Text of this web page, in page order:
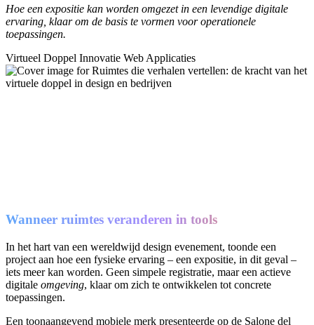
Hoe een expositie kan worden omgezet in een levendige digitale
ervaring, klaar om de basis te vormen voor operationele
toepassingen.
Virtueel Doppel Innovatie Web Applicaties
Wanneer ruimtes veranderen in tools
In het hart van een wereldwijd design evenement, toonde een
project aan hoe een fysieke ervaring – een expositie, in dit geval –
iets meer kan worden. Geen simpele registratie, maar een actieve
digitale omgeving, klaar om zich te ontwikkelen tot concrete
toepassingen.
Een toonaangevend mobiele merk presenteerde op de Salone del